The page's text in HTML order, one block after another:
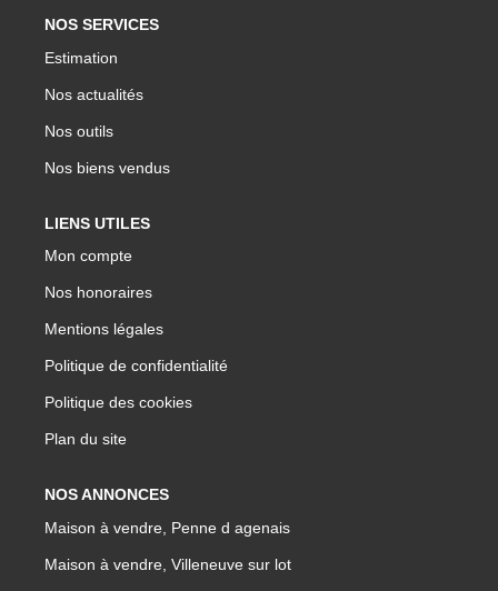
NOS SERVICES
Estimation
Nos actualités
Nos outils
Nos biens vendus
LIENS UTILES
Mon compte
Nos honoraires
Mentions légales
Politique de confidentialité
Politique des cookies
Plan du site
NOS ANNONCES
Maison à vendre, Penne d agenais
Maison à vendre, Villeneuve sur lot